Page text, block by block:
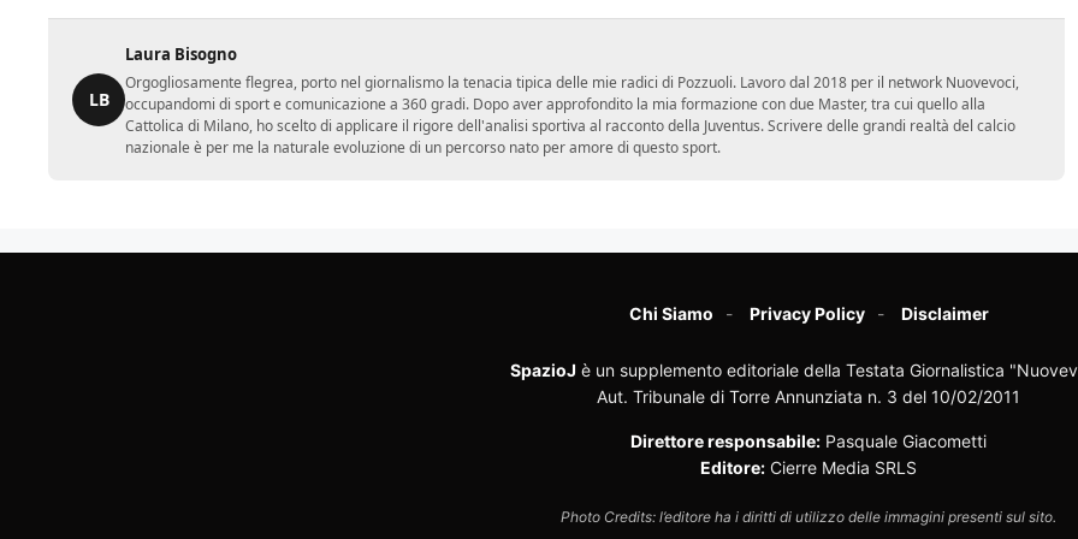
LB
Laura Bisogno
Orgogliosamente flegrea, porto nel giornalismo la tenacia tipica delle mie radici di Pozzuoli. Lavoro dal 2018 per il network Nuovevoci,
occupandomi di sport e comunicazione a 360 gradi. Dopo aver approfondito la mia formazione con due Master, tra cui quello alla
Cattolica di Milano, ho scelto di applicare il rigore dell'analisi sportiva al racconto della Juventus. Scrivere delle grandi realtà del calcio
nazionale è per me la naturale evoluzione di un percorso nato per amore di questo sport.
Chi Siamo Privacy Policy Disclaimer
SpazioJ è un supplemento editoriale della Testata Giornalistica
Aut. Tribunale di Torre Annunziata n. 3 del 10/02/2011
Direttore responsabile: Pasquale Giacometti
Editore: Cierre Media SRLS
Photo Credits: l’editore ha i diritti di utilizzo delle immagini presenti sul sito.